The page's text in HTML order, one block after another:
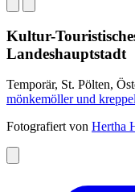
Kultur-
Landeshauptstadt
Temporär, St. Pölten,
mönkemöller und
Fotografiert von Hertha